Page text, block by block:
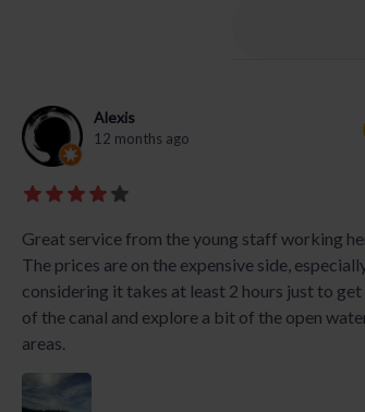
Alexis
12 months ago
Great service from the young staff working
The prices are on the expensive side,
considering it takes at least 2 hours just to
of the canal and explore a bit of the open
areas.